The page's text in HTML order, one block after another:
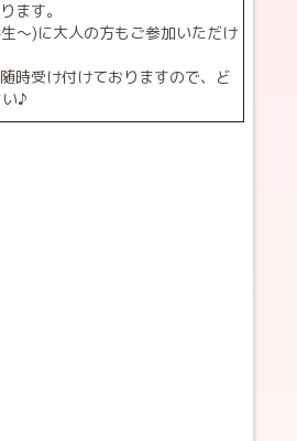
ます。
～)に大人の方もご参加いただけ
時受け付けておりますので、ど
♪